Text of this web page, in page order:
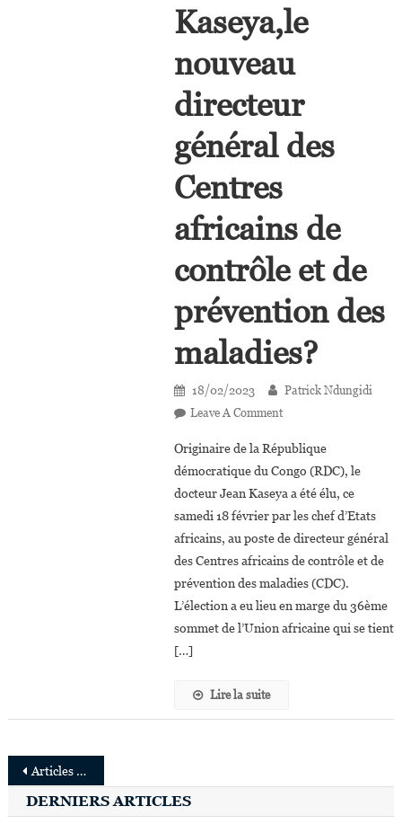
Kaseya,le
nouveau
directeur
général des
Centres
africains de
contrôle et de
prévention des
maladies?
18/02/2023
Patrick Ndungidi
Leave A CommentOn
Africaine
:
Qui
Est
Le
Dr.
Jean
Africains
Et
Originaire de la République
démocratique du Congo (RDC), le
docteur Jean Kaseya a été élu, ce
samedi 18 février par les chef d’Etats
africains, au poste de directeur général
des Centres africains de contrôle et de
prévention des maladies (CDC).
L’élection a eu lieu en marge du 36ème
sommet de l’Union africaine qui se tient
[…]
Lire la suite
Navigation
des
Articles plus anciens
DERNIERS ARTICLES